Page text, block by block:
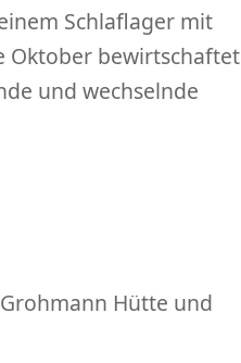
Schlaflager mit
Oktober bewirtschaftet
und wechselnde
Hütte und